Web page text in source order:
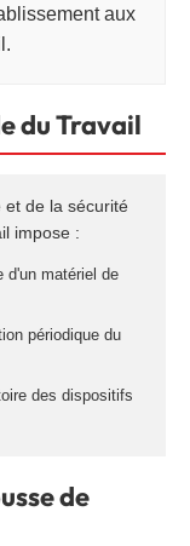
aux
du Travail
et de la sécurité
impose :
d'un matériel de
périodique du
des dispositifs
de